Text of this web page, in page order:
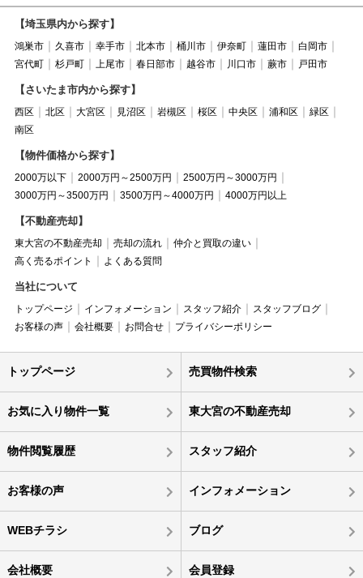
【埼玉県内から探す】
鴻巣市 久喜市 幸手市 北本市 桶川市 伊奈町 蓮田市
白岡市
宮代町
杉戸町 上尾市 春日部市 越谷市 川口市 蕨市 戸田市
【さいたま市内から探す】
西区 北区 大宮区 見沼区 岩槻区 桜区 中央区 浦和区
緑区
南区
【物件価格から探す】
2000万以下 2000万円～2500万円
2500万円～3000万円
3000万円～3500万円
3500万円～4000万円 4000万円以上
【不動産売却】
東大宮の不動産売却 売却の流れ
仲介と買取の違い
高く売るポイント
よくある質問
当社について
トップページ インフォメーション スタッフ紹介
スタッフブログ
お客様の声
会社概要 お問合せ プライバシーポリシー
トップページ 売買物件検索
お気に入り物件一覧 東大宮の不動産売却
物件閲覧履歴 スタッフ紹介
お客様の声 インフォメーション
WEBチラシ ブログ
会社概要 会員登録